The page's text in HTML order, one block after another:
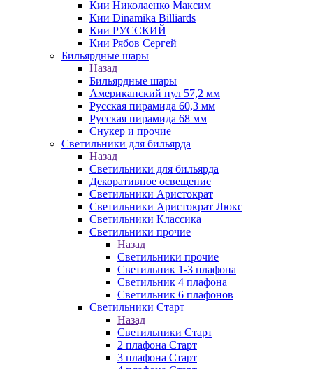
Кии Николаенко Максим
Кии Dinamika Billiards
Кии РУССКИЙ
Кии Рябов Сергей
Бильярдные шары
Назад
Бильярдные шары
Американский пул 57,2 мм
Русская пирамида 60,3 мм
Русская пирамида 68 мм
Снукер и прочие
Светильники для бильярда
Назад
Светильники для бильярда
Декоративное освещение
Светильники Аристократ
Светильники Аристократ Люкс
Светильники Классика
Светильники прочие
Назад
Светильники прочие
Светильник 1-3 плафона
Светильник 4 плафона
Светильник 6 плафонов
Светильники Старт
Назад
Светильники Старт
2 плафона Старт
3 плафона Старт